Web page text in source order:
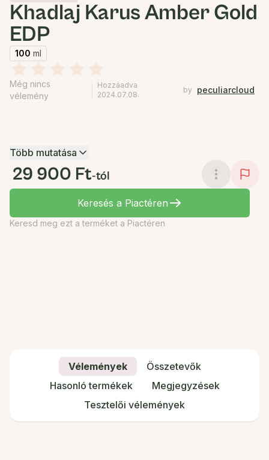
Khadlaj Karus Amber Gold
EDP
100 ml
Még nincs
vélemény
Hozzáadva
2024.07.08.
by peculiarcloud
Több mutatása
29 900 Ft-tól
Keresés a Piactéren
Keresd meg ezt a terméket a Piactéren
Vélemények
Összetevők
Hasonló termékek
Megjegyzések
Tesztelői vélemények